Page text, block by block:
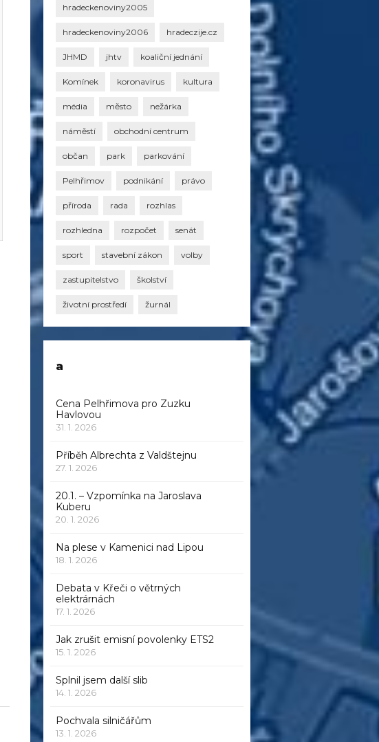
hradeckenoviny2005
hradeckenoviny2006 hradeczije.cz
JHMD jhtv koaliční jednání
Komínek koronavirus kultura
média město nežárka
náměstí obchodní centrum
občan park parkování
Pelhřimov podnikání právo
příroda rada rozhlas
rozhledna rozpočet senát
sport stavební zákon volby
zastupitelstvo školství
životní prostředí žurnál
a
Cena Pelhřimova pro Zuzku
Havlovou
31. 1. 2026
Příběh Albrechta z Valdštejnu
27. 1. 2026
20.1. – Vzpomínka na Jaroslava
Kuberu
20. 1. 2026
Na plese v Kamenici nad Lipou
18. 1. 2026
Debata v Křeči o větrných
elektrárnách
17. 1. 2026
Jak zrušit emisní povolenky ETS2
15. 1. 2026
Splnil jsem další slib
14. 1. 2026
Pochvala silničářům
13. 1. 2026